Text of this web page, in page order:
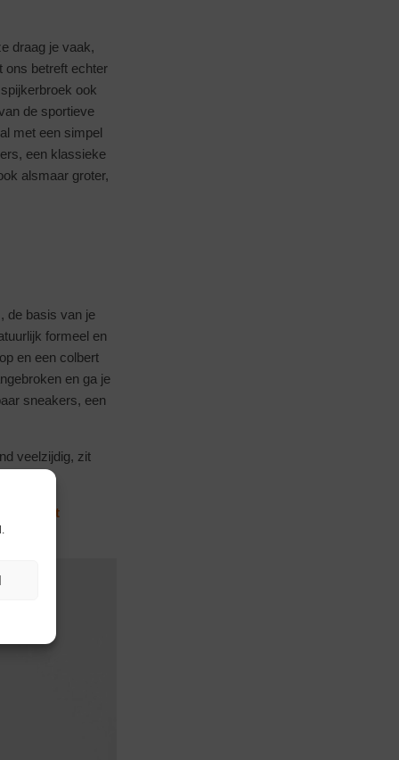
draag je vaak,
ons betreft echter
ook
de sportieve
met een simpel
een klassieke
alsmaar groter,
de basis van je
formeel en
en een colbert
en ga je
sneakers, een
veelzijdig, zit
is het